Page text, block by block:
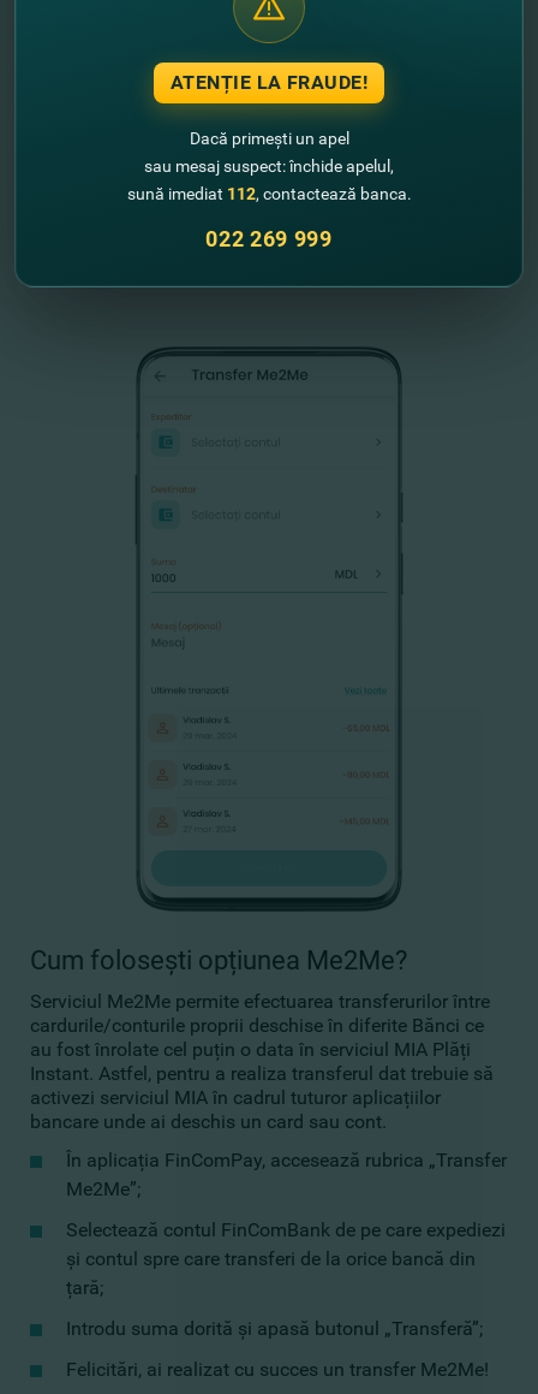
este informat prin intermediul aplicației de mobile
banking. Aceasta este în așteptare timp de 24 de ore,
anulată de către solicitant
acceptată / respinsă de către cel care o primește
poate expira, dacă nu au fost întreprinse acțiuni de
niciuna dintre părți.
Cum folosești opțiunea Me2Me?
Serviciul Me2Me permite efectuarea transferurilor între
cardurile/conturile proprii deschise în diferite Bănci ce
au fost înrolate cel puțin o data în serviciul MIA Plăți
Instant. Astfel, pentru a realiza transferul dat trebuie să
activezi serviciul MIA în cadrul tuturor aplicațiilor
bancare unde ai deschis un card sau cont.
În aplicația FinComPay, accesează rubrica „Transfer
Me2Me”;
Selectează contul FinComBank de pe care expediezi
și contul spre care transferi de la orice bancă din
țară;
Introdu suma dorită și apasă butonul „Transferă”;
Felicitări, ai realizat cu succes un transfer Me2Me!
ATENȚIE LA FRAUDE!
Dacă primești un apel
sau mesaj suspect: închide apelul,
sună imediat 112, contactează banca.
022 269 999